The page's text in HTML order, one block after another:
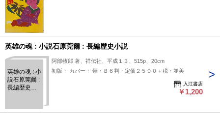
英雄の魂 : 小説石原莞爾 : 長編歴史小説
英雄の魂 : 小
説石原莞爾 :
長編歴史小
阿部牧郎 著、祥伝社、平成１３、515p、20cm
初版・ カバー・ 帯・Ｂ６判・定価２５００＋税・並美
入江書店
￥1,200